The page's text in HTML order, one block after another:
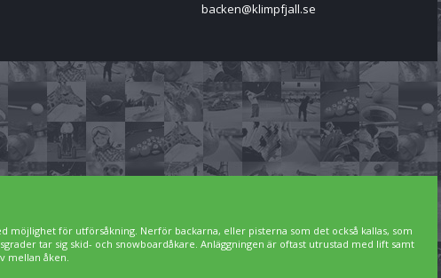
es.llajfpmilk@nekcab
möjlighet för utförsåkning. Nerför backarna, eller pisterna som det också kallas, som
tar sig skid- och snowboardåkare. Anläggningen är oftast utrustad med lift samt
mellan åken.